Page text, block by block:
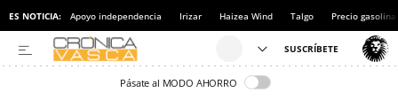
ES NOTICIA: Apoyo independencia Irizar Haizea Wind Talgo Precio gasolina
Pásate al MODO AHORRO